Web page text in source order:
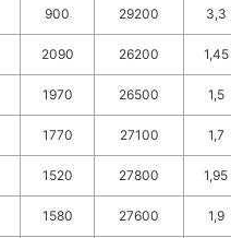
900 29200 3,3
2090 26200 1,45
1970 26500 1,5
1770 27100 1,7
1520 27800 1,95
1580 27600 1,9